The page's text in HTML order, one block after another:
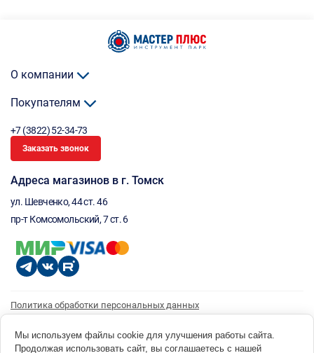
О компании
Покупателям
+7 (3822) 52-34-73
Заказать звонок
Адреса магазинов в г. Томск
ул. Шевченко, 44 ст. 46
пр-т Комсомольский, 7 ст. 6
Политика обработки персональных данных
Согласие на получение рассылки
Мы используем файлы cookie для улучшения работы сайта.
Продолжая использовать сайт, вы соглашаетесь с нашей